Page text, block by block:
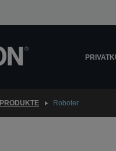
PRODUKTE Roboter